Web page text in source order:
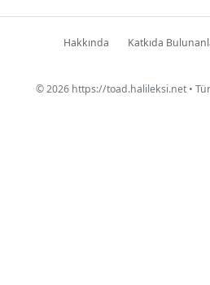
Hakkında Katkıda
© 2026 https://toad.halileksi.net •